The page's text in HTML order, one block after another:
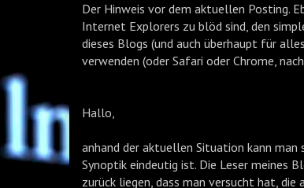
Der Hinweis vor dem aktuellen Posting.
Internet Explorers zu blöd sind, den
dieses Blogs (und auch überhaupt für
verwenden (oder Safari oder Chrome,
Hallo,
anhand der aktuellen Situation kann
Synoptik eindeutig ist. Die Leser meines
zurück liegen, dass man versucht hat,